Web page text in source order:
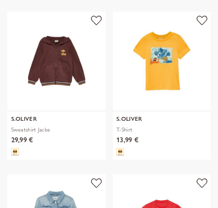
S.OLIVER
Sweatshirt Jacke
29,99 €
S.OLIVER
T-Shirt
13,99 €